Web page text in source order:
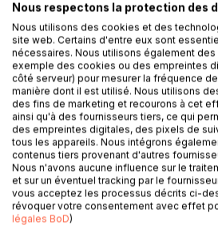
Vous avez ici trois livres en un. Le
l'histoire résumée de la Terre de sa
théorique des Êtres Humains. Vous
planète a été peuplée de créatures
vie a été maintes fois presque
qu'à chaque fois, elle est renée de
Le second livre présente le temps
l'histoire résumée de notre
environs 3500 ans avant Jésus
Le troisième livre vous propose de
alternative, cachée aux yeux du
provoque et dérange, ou parce qu'il
preuves scientifiques de sa réalité.
Nous respectons la protection des
Nous utilisons des cookies et des
site web. Certains d'entre eux sont
nécessaires. Nous utilisons également
exemple des cookies ou des empreintes
côté serveur) pour mesurer la fréquence
manière dont il est utilisé. Nous utilisons
des fins de marketing et recourons à cet
ainsi qu'à des fournisseurs tiers, ce qui
des empreintes digitales, des pixels de
tous les appareils. Nous intégrons
contenus tiers provenant d'autres
Nous n'avons aucune influence sur le
et sur un éventuel tracking par le
vous acceptez les processus décrits ci-
révoquer votre consentement avec effet
légales BoD)